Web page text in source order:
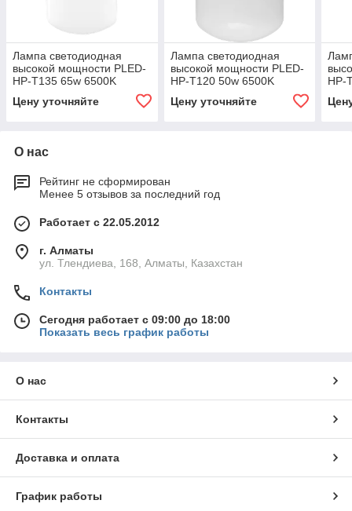
Лампа светодиодная
высокой мощности PLED-
HP-T135 65w 6500K
Цену уточняйте
Лампа светодиодная
высокой мощности PLED-
HP-T120 50w 6500K
Цену уточняйте
HP-
О нас
Рейтинг не сформирован
Менее 5 отзывов за последний год
Работает с 22.05.2012
г. Алматы
ул. Тлендиева, 168, Алматы, Казахстан
Контакты
Сегодня работает с 09:00 до 18:00
Показать весь график работы
О нас
Контакты
Доставка и оплата
График работы